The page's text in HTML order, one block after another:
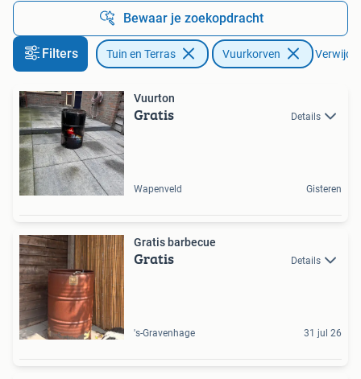
Bewaar je zoekopdracht
Filters Tuin en Terras Vuurkorven
Vuurton
Gratis Details
Wapenveld Gisteren
Gratis barbecue
Gratis Details
's-Gravenhage 31 jul 26